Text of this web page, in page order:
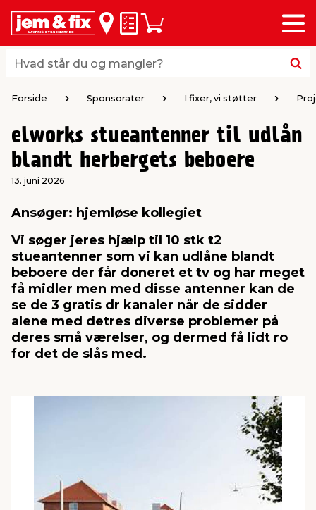
Hvad står du og mangler?
Hvad står du og mangler?
Huskeseddel
Indkøbskurv
Menu
loft & vægge
vinduer
brædder
& stilladser
& varme
& ophæng
& opbevaring
& persienner
& sikkerhed
& syltning
& armatur
& ventilation
kloak
fittings
Home
data & TV
& kemikalier
& fugemasse
af værktøj
maskiner
& spande
underholdning
udendørs spa
& fritid
Forside Sponsorater I fixer, vi støtter
elworks stueantenner til udlån
blandt herbergets beboere
13. juni 2026
Ansøger: hjemløse kollegiet
Vi søger jeres hjælp til 10 stk t2
stueantenner som vi kan udlåne blandt
beboere der får doneret et tv og har meget
få midler men med disse antenner kan de
se de 3 gratis dr kanaler når de sidder
alene med detres diverse problemer på
deres små værelser, og dermed få lidt ro
for det de slås med.